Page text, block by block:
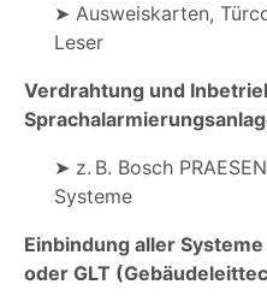
➤ Ausweiskarten,
Leser
Verdrahtung und
➤ z. B. Bosch
Systeme
Einbindung aller
oder GLT